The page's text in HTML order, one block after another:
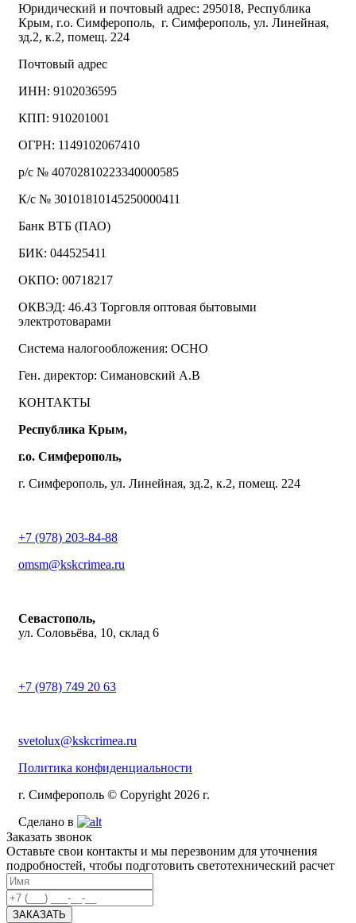
Юридический и почтовый адрес: 295018, Республика
Крым, г.о. Симферополь, г. Симферополь, ул. Линейная,
зд.2, к.2, помещ. 224
Почтовый адрес
ИНН: 9102036595
КПП: 910201001
ОГРН: 1149102067410
р/с № 40702810223340000585
К/с № 30101810145250000411
Банк ВТБ (ПАО)
БИК: 044525411
ОКПО: 00718217
ОКВЭД: 46.43 Торговля оптовая бытовыми
электротоварами
Система налогообложения: ОСНО
Ген. директор: Симановский А.В
КОНТАКТЫ
Республика Крым,
г.о. Симферополь,
г. Симферополь, ул. Линейная, зд.2, к.2, помещ. 224
+7 (978) 203-84-88
omsm@kskcrimea.ru
Севастополь,
ул. Соловьёва, 10, склад 6
+7 (978) 749 20 63
svetolux@kskcrimea.ru
Политика конфиденциальности
г. Симферополь © Copyright 2026 г.
Сделано в
Заказать звонок
Оставьте свои контакты и мы перезвоним для уточнения
подробностей, чтобы подготовить светотехнический расчет
ЗАКАЗАТЬ